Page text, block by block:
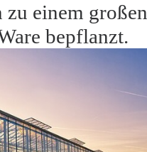
zu einem großen
bepflanzt.